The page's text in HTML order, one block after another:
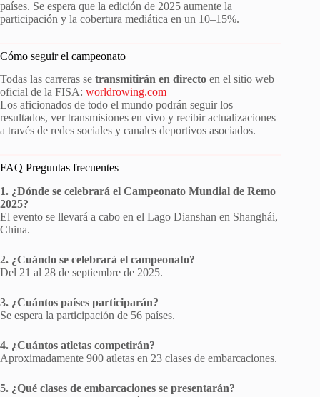
países. Se espera que la edición de 2025 aumente la
participación y la cobertura mediática en un 10–15%.
Cómo seguir el campeonato
Todas las carreras se transmitirán en directo en el sitio web
oficial de la FISA: worldrowing.com
Los aficionados de todo el mundo podrán seguir los
resultados, ver transmisiones en vivo y recibir actualizaciones
a través de redes sociales y canales deportivos asociados.
FAQ Preguntas frecuentes
1. ¿Dónde se celebrará el Campeonato Mundial de Remo
2025?
El evento se llevará a cabo en el Lago Dianshan en Shanghái,
China.
2. ¿Cuándo se celebrará el campeonato?
Del 21 al 28 de septiembre de 2025.
3. ¿Cuántos países participarán?
Se espera la participación de 56 países.
4. ¿Cuántos atletas competirán?
Aproximadamente 900 atletas en 23 clases de embarcaciones.
5. ¿Qué clases de embarcaciones se presentarán?